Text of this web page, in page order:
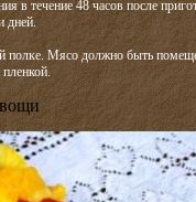
в течение 48 часов после
дней.
полке. Мясо должно быть